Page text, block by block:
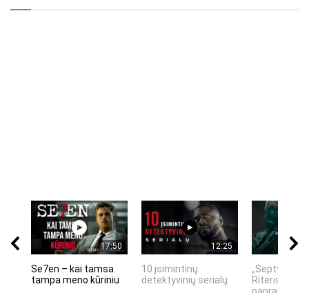
17:50
Se7en – kai tamsa
tampa meno kūriniu
12:25
10 įsimintinų
detektyvinių serialų
„Septynių
Riteris" – kai